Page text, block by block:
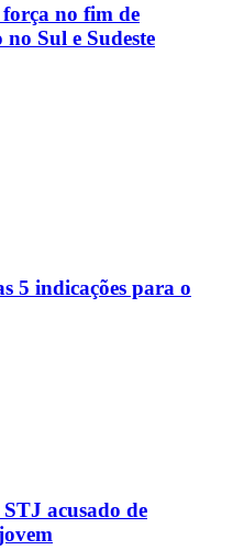
no fim de
Sul e Sudeste
5 indicações para o
acusado de